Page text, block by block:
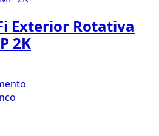
Exterior Rotativa
2K